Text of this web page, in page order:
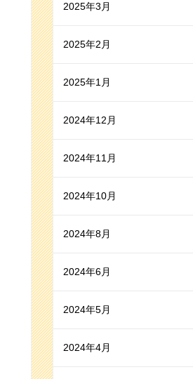
2025年3月
2025年2月
2025年1月
2024年12月
2024年11月
2024年10月
2024年8月
2024年6月
2024年5月
2024年4月